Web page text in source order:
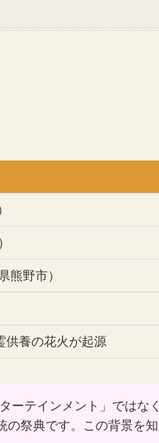
熊野市）
供養の花火が起源
ーテインメント」ではなく
の祭典です。この背景を